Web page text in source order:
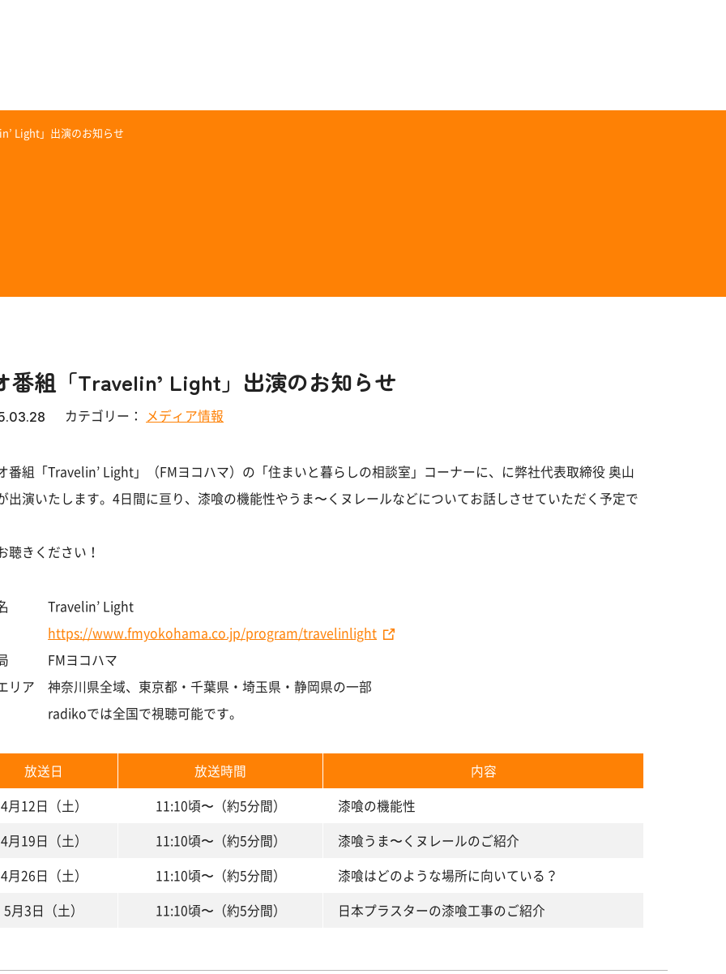
Light」出演のお知らせ
番組「Travelin’ Light」出演のお知らせ
カテゴリー： メディア情報
番組「Travelin’ Light」（FMヨコハマ）の「住まいと暮らしの相談室」コーナーに、に弊社代表取締役 奥山
出演いたします。4日間に亘り、漆喰の機能性やうま〜くヌレールなどについてお話しさせていただく予定で
聴きください！
Travelin’ Light
https://www.fmyokohama.co.jp/program/travelinlight
FMヨコハマ
リア 神奈川県全域、東京都・千葉県・埼玉県・静岡県の一部
では全国で視聴可能です。
放送日 放送時間
内容
4月12日（土）
11:10頃〜（約5分間）
漆喰の機能性
4月19日（土）
11:10頃〜（約5分間）
漆喰うま〜くヌレールのご紹介
4月26日（土）
11:10頃〜（約5分間）
漆喰はどのような場所に向いている？
5月3日（土）
11:10頃〜（約5分間） 日本プラスターの漆喰工事のご紹介